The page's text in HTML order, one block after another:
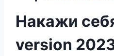
Накажи
version